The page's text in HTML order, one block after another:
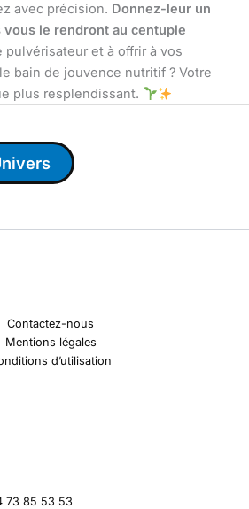
avec précision. Donnez-leur un
le rendront au centuple
pulvérisateur et à offrir à vos
bain de jouvence nutritif ? Votre
plus resplendissant.
Contactez-nous
Mentions légales
d’utilisation
73 85 53 53